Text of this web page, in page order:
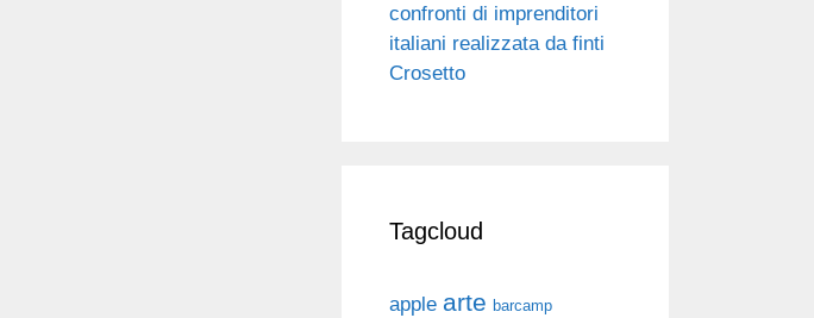
confronti di imprenditori
italiani realizzata da finti
Crosetto
Tagcloud
apple arte barcamp